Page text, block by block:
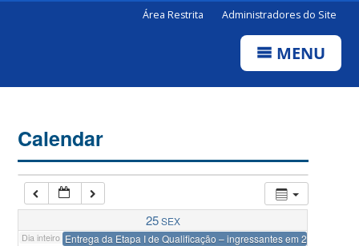
Área Restrita Administradores do Site
MENU
Calendar
25SEX
Dia inteiro Entrega da Etapa I de Qualificação – ingressantes em 2024-1
6:00
7:00